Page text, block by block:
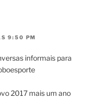
9:50 PM
informais para
2017 mais um ano